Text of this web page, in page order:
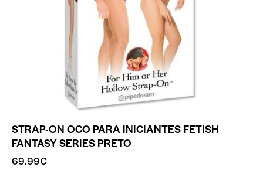
STRAP-ON OCO PARA INICIANTES FETISH
FANTASY SERIES PRETO
69.99€